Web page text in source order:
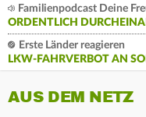
Familienpodcast Deine
ORDENTLICH
Erste Länder reagieren
LKW-FAHRVERBOT AN
AUS DEM NETZ